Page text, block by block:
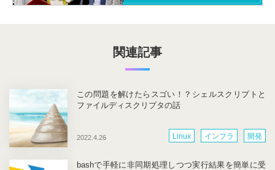
関連記事
2022.4.26
この問題を解けたらスゴい！？シェルスクリプトと
ファイルディスクリプタの話
Linux インフラ 開発
bashで手軽に非同期処理しつつ実行結果を簡単に受